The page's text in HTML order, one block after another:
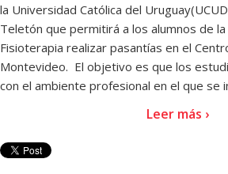
la Universidad Católica del
Teletón que permitirá a los alumnos de la
Fisioterapia realizar pasantías en el
Montevideo. El objetivo es que los
con el ambiente profesional en el que se
Leer más ›